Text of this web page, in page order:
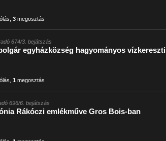
3megosztás
674/3. bejátszás
egyházközség hagyományos vízkereszti
1 megosztás
696/6. bejátszás
Rákóczi emlékműve Gros Bois-ban